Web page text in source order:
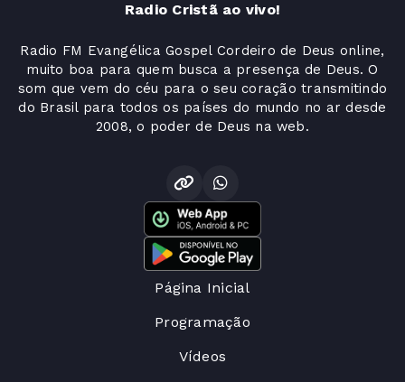
Radio Cristã ao vivo!
Radio FM Evangélica Gospel Cordeiro de Deus online,
muito boa para quem busca a presença de Deus. O
som que vem do céu para o seu coração transmitindo
do Brasil para todos os países do mundo no ar desde
2008, o poder de Deus na web.
Página Inicial
Programação
Vídeos